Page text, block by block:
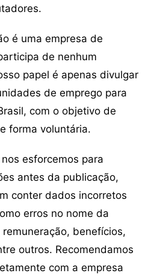
é uma empresa de
de nenhum
papel é apenas divulgar
de emprego para
com o objetivo de
forma voluntária.
esforcemos para
antes da publicação,
conter dados incorretos
erros no nome da
benefícios,
outros. Recomendamos
com a empresa